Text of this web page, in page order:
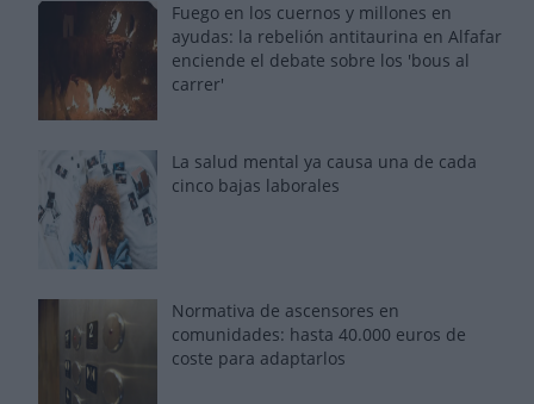
Fuego en los cuernos y millones en
ayudas: la rebelión antitaurina en Alfafar
enciende el debate sobre los 'bous al
carrer'
La salud mental ya causa una de cada
cinco bajas laborales
Normativa de ascensores en
comunidades: hasta 40.000 euros de
coste para adaptarlos